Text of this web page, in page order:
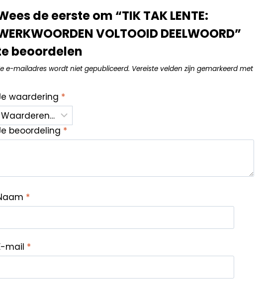
de eerste om “TIK TAK LENTE:
VOLTOOID DEELWOORD”
beoordelen
e-mailadres wordt niet gepubliceerd. Vereiste velden zijn gemarkeerd met
waardering *
beoordeling *
*
mail *